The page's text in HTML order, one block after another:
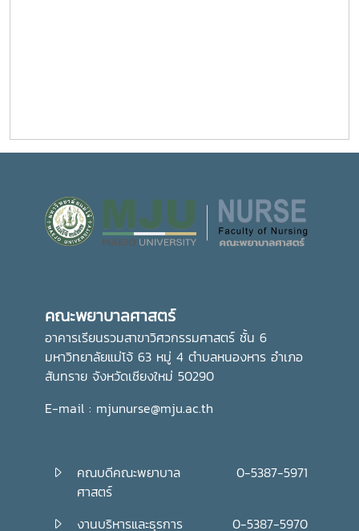
คณะพยาบาลศาสตร์
อาคารเรียนรวมสาขาวิศวกรรมศาสตร์ ชั้น 6
มหาวิทยาลัยแม่โจ้ 63 หมู่ 4 ตำบลหนองหาร อำเภอ
สันทราย จังหวัดเชียงใหม่ 50290
E-mail : mjunurse@mju.ac.th
คณบดีคณะพยาบาล
ศาสตร์
0-5387-5971
งานบริหารและธุรการ 0-5387-5970